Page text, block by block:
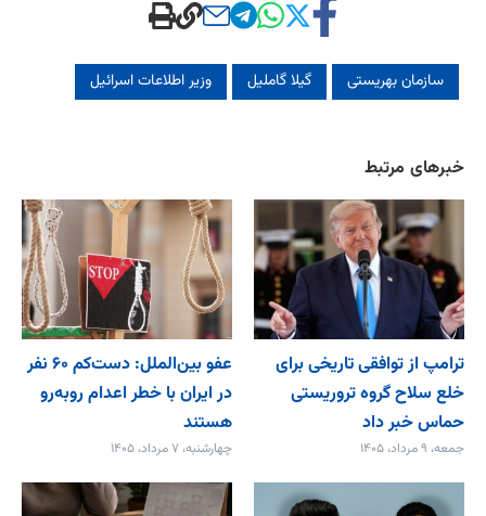
سازمان بهریستی گیلا گاملیل وزیر اطلاعات اسرائیل
خبرهای مرتبط
ترامپ از توافقی تاریخی برای
خلع ‌سلاح گروه تروریستی
حماس خبر داد
جمعه، ۹ مرداد، ۱۴۰۵
عفو بین‌الملل: دست‌کم ۶۰ نفر
در ایران با خطر اعدام روبه‌رو
هستند
چهارشنبه، ۷ مرداد، ۱۴۰۵